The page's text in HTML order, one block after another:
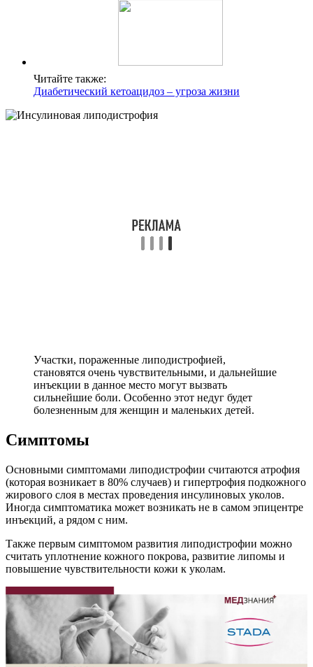
Читайте также:
Диабетический кетоацидоз – угроза жизни
Участки, пораженные липодистрофией,
становятся очень чувствительными, и дальнейшие
инъекции в данное место могут вызвать
сильнейшие боли. Особенно этот недуг будет
болезненным для женщин и маленьких детей.
Симптомы
Основными симптомами липодистрофии считаются атрофия
(которая возникает в 80% случаев) и гипертрофия подкожного
жирового слоя в местах проведения инсулиновых уколов.
Иногда симптоматика может возникать не в самом эпицентре
инъекций, а рядом с ним.
Также первым симптомом развития липодистрофии можно
считать уплотнение кожного покрова, развитие липомы и
повышение чувствительности кожи к уколам.